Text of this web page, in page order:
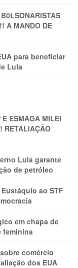
A MANDO DE
para beneficiar
Lula
ESMAGA MILEI
RETALIAÇÃO
Lula garante
de petróleo
ao STF
em chapa de
feminina
comércio
dos EUA